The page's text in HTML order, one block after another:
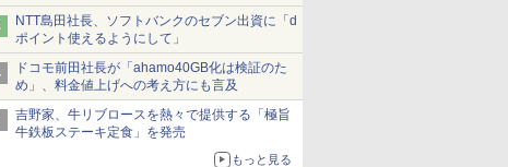
NTT島田社長、ソフトバンクのセブン出資に「d
ポイント使えるようにして」
ドコモ前田社長が「ahamo40GB化は検証のた
め」、料金値上げへの考え方にも言及
吉野家、牛リブロースを熱々で提供する「極旨
牛鉄板ステーキ定食」を発売
もっと見る